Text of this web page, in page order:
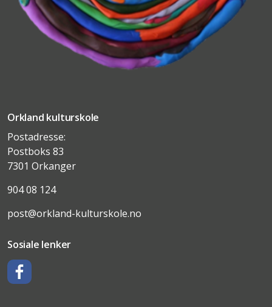
Orkland kulturskole
Postadresse:
Postboks 83
7301 Orkanger
904 08 124
post@orkland-kulturskole.no
Sosiale lenker